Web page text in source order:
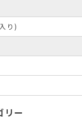
り)
リー